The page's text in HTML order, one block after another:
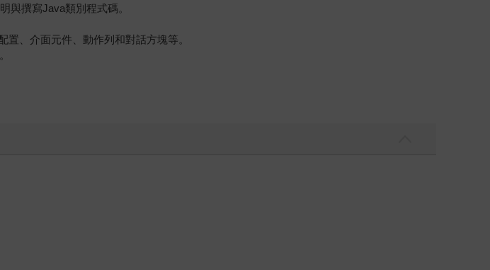
與撰寫Java類別程式碼。
、介面元件、動作列和對話方塊等。